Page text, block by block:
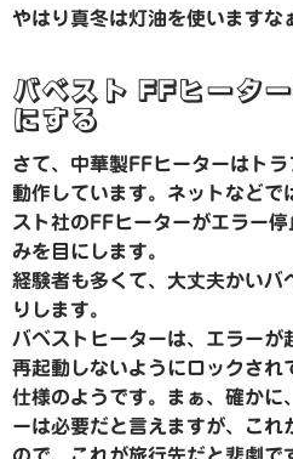
やはり真冬は灯油を使いますな
バベスト FFヒータ
にする
さて、中華製FFヒーターはト
動作しています。ネットなどで
スト社のFFヒーターがエラー
みを目にします。
経験者も多くて、大丈夫かいバ
りします。
バベストヒーターは、エラーが
再起動しないようにロックされ
仕様のようです。まぁ、確かに
ーは必要だと言えますが、これ